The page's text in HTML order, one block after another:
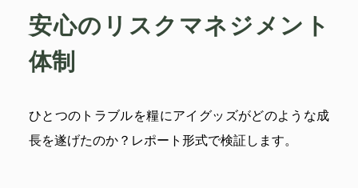
安心のリスクマネジメント
体制
ひとつのトラブルを糧にアイグッズがどのような成
長を遂げたのか？レポート形式で検証します。